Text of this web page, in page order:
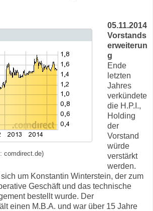
comdirect.de)
05.11.2014
Vorstands
erweiterun
g
Ende
letzten
Jahres
verkündete
die H.P.I.,
Holding
der
Vorstand
würde
verstärkt
werden.
um Konstantin Winterstein, der zum
Geschäft und das technische
bestellt wurde. Der
einen M.B.A. und war über 15 Jahre